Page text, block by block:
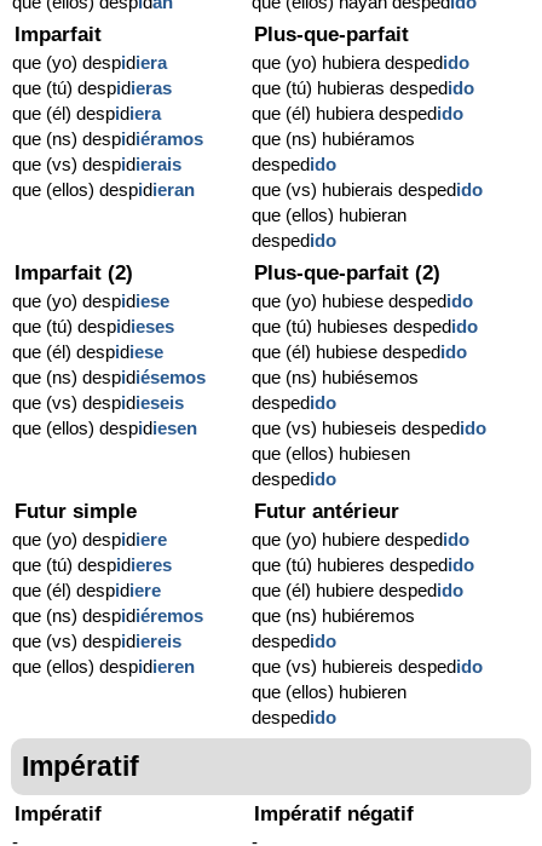
Imparfait
que (yo) despidiera
que (tú) despidieras
que (él) despidiera
que (ns) despidiéramos
que (vs) despidierais
que (ellos) despidieran
Plus-que-parfait
que (yo) hubiera despedido
que (tú) hubieras despedido
que (él) hubiera despedido
que (ns) hubiéramos
despedido
que (vs) hubierais despedido
que (ellos) hubieran
despedido
Imparfait (2)
que (yo) despidiese
que (tú) despidieses
que (él) despidiese
que (ns) despidiésemos
que (vs) despidieseis
que (ellos) despidiesen
Plus-que-parfait (2)
que (yo) hubiese despedido
que (tú) hubieses despedido
que (él) hubiese despedido
que (ns) hubiésemos
despedido
que (vs) hubieseis despedido
que (ellos) hubiesen
despedido
Futur simple
que (yo) despidiere
que (tú) despidieres
que (él) despidiere
que (ns) despidiéremos
que (vs) despidiereis
que (ellos) despidieren
Futur antérieur
que (yo) hubiere despedido
que (tú) hubieres despedido
que (él) hubiere despedido
que (ns) hubiéremos
despedido
que (vs) hubiereis despedido
que (ellos) hubieren
despedido
Impératif
Impératif
-
Impératif négatif
-